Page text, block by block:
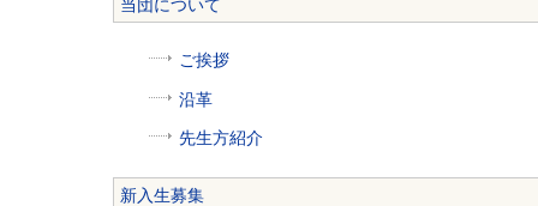
当団について
ご挨拶
沿革
先生方紹介
新入生募集